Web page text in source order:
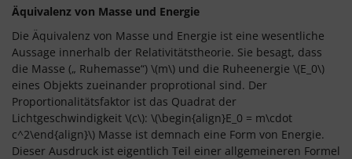
Äquivalenz von Masse und Energie
Die Äquivalenz von Masse und Energie ist eine wesentliche
Aussage innerhalb der Relativitätstheorie. Sie besagt, dass
die Masse („ Ruhemasse“) \(m\) und die Ruheenergie \(E_0\)
eines Objekts zueinander proprotional sind. Der
Proportionalitätsfaktor ist das Quadrat der
Lichtgeschwindigkeit \(c\): \(\begin{align}E_0 = m\cdot
c^2\end{align}\) Masse ist demnach eine Form von Energie.
Dieser Ausdruck ist eigentlich Teil einer allgemeineren Formel